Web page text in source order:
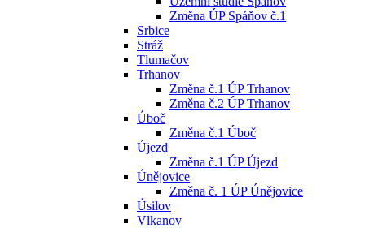
Změna ÚP Spáňov č.1
Srbice
Stráž
Tlumačov
Trhanov
Změna č.1 ÚP Trhanov
Změna č.2 ÚP Trhanov
Úboč
Změna č.1 Úboč
Újezd
Změna č.1 ÚP Újezd
Únějovice
Změna č. 1 ÚP Únějovice
Úsilov
Vlkanov